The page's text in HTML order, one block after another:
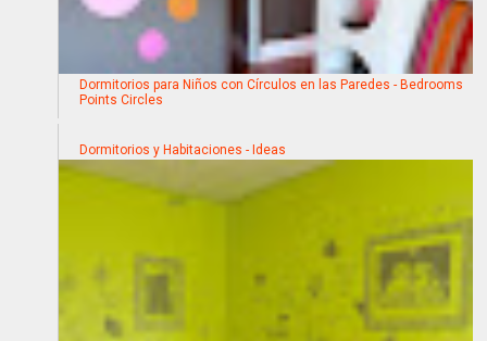
Dormitorios para Niños con Círculos en las Paredes - Bedrooms
Points Circles
Dormitorios y Habitaciones - Ideas